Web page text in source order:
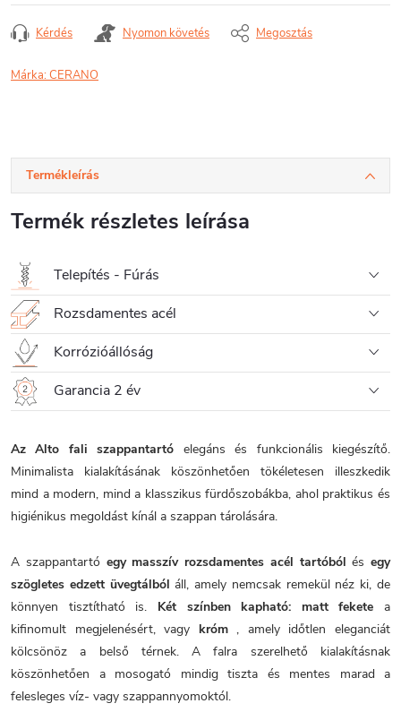
Kérdés Nyomon követés Megosztás
Márka:CERANO
Termékleírás
Termék részletes leírása
Telepítés - Fúrás
Rozsdamentes acél
Korrózióállóság
Garancia 2 év
Az Alto fali szappantartó elegáns és funkcionális kiegészítő.
Minimalista kialakításának köszönhetően tökéletesen illeszkedik
mind a modern, mind a klasszikus fürdőszobákba, ahol praktikus és
higiénikus megoldást kínál a szappan tárolására.
A szappantartó egy masszív rozsdamentes acél tartóból és egy
szögletes edzett üvegtálból áll, amely nemcsak remekül néz ki, de
könnyen tisztítható is. Két színben kapható: matt fekete a
kifinomult megjelenésért, vagy króm, amely időtlen eleganciát
kölcsönöz a belső térnek. A falra szerelhető kialakításnak
köszönhetően a mosogató mindig tiszta és mentes marad a
felesleges víz- vagy szappannyomoktól.